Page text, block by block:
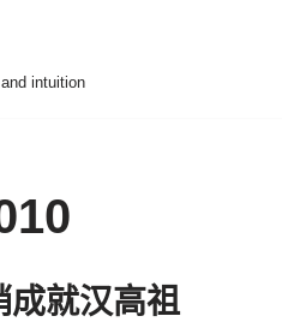
intuition
成就汉高祖